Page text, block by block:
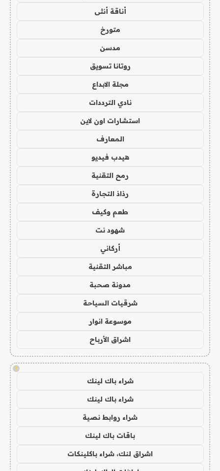
أناقة أنثى
متورخ
مدسن
روتانا تسويق
مجلة الابداع
نادي الترددات
استشارات اون لاين
المعارف
هيدب فيديو
رمح التقنية
رذاذ التجارة
طعم وكيف
شهود نت
أركاني
مباشر التقنية
مدونة صحبة
شرقيات السياحة
موسوعة انوار
اشراق الأرباح
!
شراء باك لينك
شراء باك لينك
شراء روابط نصية
باقات باك لينك
اشراق لنك، شراء باكلينكات